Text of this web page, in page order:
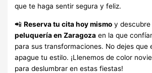
que te haga sentir segura y feliz.
📲Reserva tu cita hoy mismo y descubre
peluquería en Zaragoza en la que
para sus transformaciones. No dejes que
apague tu estilo. ¡Llenemos de color
para deslumbrar en estas fiestas!